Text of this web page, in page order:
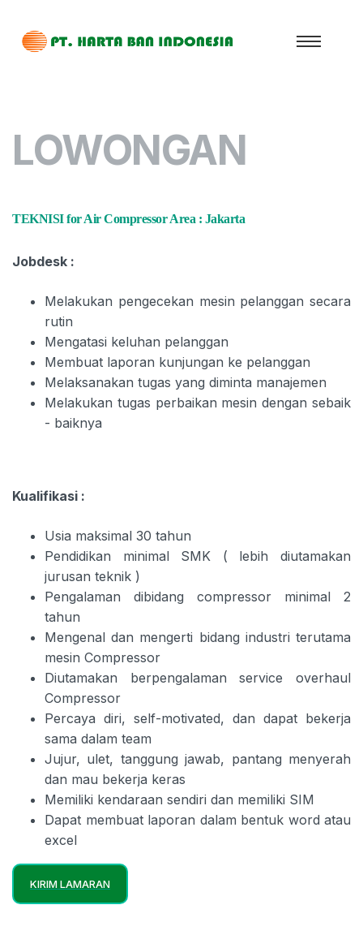
LOWONGAN
TEKNISI for Air Compressor Area : Jakarta
Jobdesk :
Melakukan pengecekan mesin pelanggan secara
rutin
Mengatasi keluhan pelanggan
Membuat laporan kunjungan ke pelanggan
Melaksanakan tugas yang diminta manajemen
Melakukan tugas perbaikan mesin dengan sebaik
- baiknya
Kualifikasi :
Usia maksimal 30 tahun
Pendidikan minimal SMK ( lebih diutamakan
jurusan teknik )
Pengalaman dibidang compressor minimal 2
tahun
Mengenal dan mengerti bidang industri terutama
mesin Compressor
Diutamakan berpengalaman service overhaul
Compressor
Percaya diri, self-motivated, dan dapat bekerja
sama dalam team
Jujur, ulet, tanggung jawab, pantang menyerah
dan mau bekerja keras
Memiliki kendaraan sendiri dan memiliki SIM
Dapat membuat laporan dalam bentuk word atau
excel
KIRIM LAMARAN